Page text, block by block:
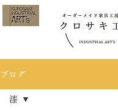
ブログ
漆